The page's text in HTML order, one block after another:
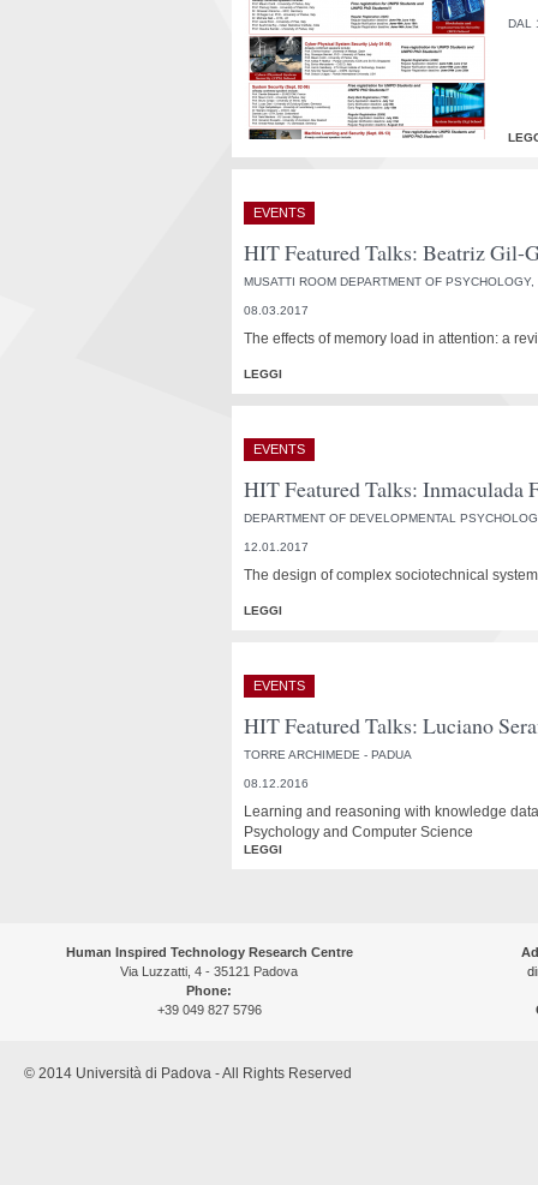
DAL
EVENTS
HIT Featured Talks: Beatriz Gil-
MUSATTI ROOM DEPARTMENT OF
08.03.2017
The effects of memory load in attention: a
LEGGI
EVENTS
HIT Featured Talks: Inmaculada
DEPARTMENT OF DEVELOPMENTAL
12.01.2017
The design of complex sociotechnical
LEGGI
EVENTS
HIT Featured Talks: Luciano
TORRE ARCHIMEDE - PADUA
08.12.2016
Learning and reasoning with knowledge
Psychology and Computer Science
LEGGI
Human Inspired Technology Research Centre
Via Luzzatti, 4 - 35121 Padova
Phone:
+39 049 827 5796
© 2014 Università di Padova - All Rights Reserved